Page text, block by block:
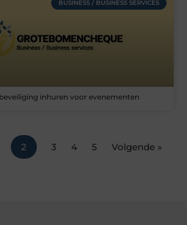
BUSINESS / BUSINESS SERVICES
inhuren voor evenementen
2 3 4 5 Volgende »